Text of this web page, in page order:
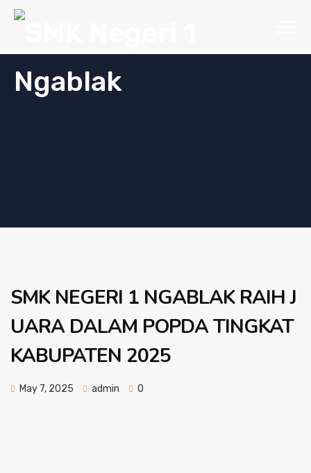
SMK NEGERI 1 NGABLAK RAIH J
UARA DALAM POPDA TINGKAT
KABUPATEN 2025
May 7, 2025 admin 0